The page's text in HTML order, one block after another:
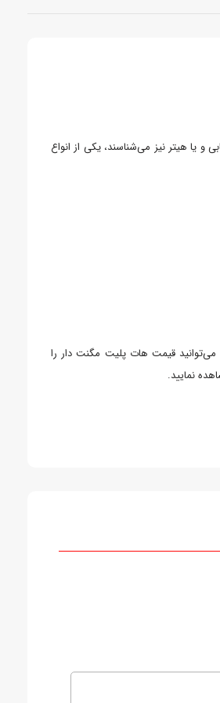
یا هیتر نیز می‌شناسند، یکی از انواع
می‌توانید قیمت هات پلیت مگنت دار را
نمایید.